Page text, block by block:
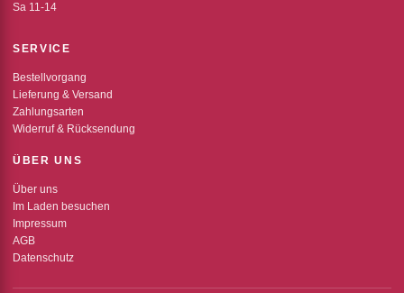
Sa 11-14
SERVICE
Bestellvorgang
Lieferung & Versand
Zahlungsarten
Widerruf & Rücksendung
ÜBER UNS
Über uns
Im Laden besuchen
Impressum
AGB
Datenschutz